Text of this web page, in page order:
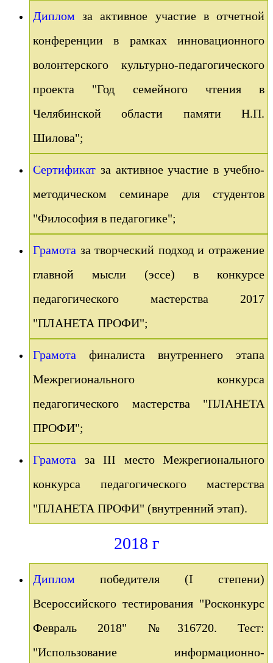
Диплом
за активное участие в отчетной
конференции в рамках инновационного
волонтерского культурно-педагогического
проекта "Год семейного чтения в
Челябинской области памяти Н.П.
Шилова";
Сертификат за активное участие в учебно-
методическом семинаре для студентов
"Философия в педагогике";
Грамота за творческий подход и отражение
главной мысли (эссе) в конкурсе
педагогического мастерства 2017
"ПЛАНЕТА ПРОФИ";
Грамота
финалиста внутреннего этапа
Межрегионального конкурса
педагогического мастерства "ПЛАНЕТА
ПРОФИ";
Грамота
за III место Межрегионального
конкурса педагогического мастерства
"ПЛАНЕТА ПРОФИ" (внутренний этап).
2018 г
Диплом
победителя (I степени)
Всероссийского тестирования "Росконкурс
Февраль 2018" №316720. Тест:
"Использование информационно-